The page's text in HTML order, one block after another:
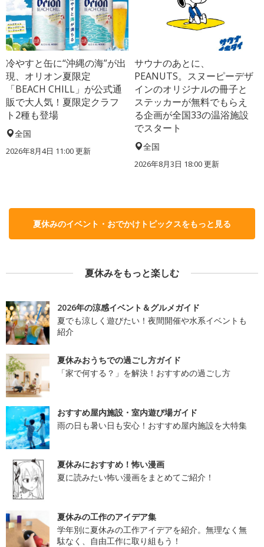
冷やすと缶に“沖縄の海”が出
現、オリオン夏限定
「BEACH CHILL」が公式通
販で大人気！夏限定クラフ
ト2種も登場
全国
2026年8月4日 11:00更新
サウナのあとに、
PEANUTS。スヌーピーデザ
インのオリジナルの冊子と
ステッカーが無料でもらえ
る企画が全国33の温浴施設
でスタート
全国
2026年8月3日 18:00更新
夏休みのイベント・おでかけトピックスをもっと見る
夏休みをもっと楽しむ
2026年の涼感イベント＆グルメガイド
夏でも涼しく遊びたい！夜間開催や水系イベントも
紹介
夏休みおうちでの過ごし方ガイド
「家で何する？」を解決！おすすめの過ごし方
おすすめ屋内施設・室内遊び場ガイド
雨の日も暑い日も安心！おすすめ屋内施設を大特集
夏休みにおすすめ！怖い漫画
夏に読みたい怖い漫画をまとめてご紹介！
夏休みの工作のアイデア集
学年別に夏休みの工作アイデアを紹介。無理なく無
駄なく、自由工作に取り組もう！